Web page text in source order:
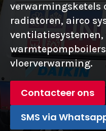
verwarmingsketels
radiatoren, airco
vloerverwarming.
Contacteer ons
SMS via